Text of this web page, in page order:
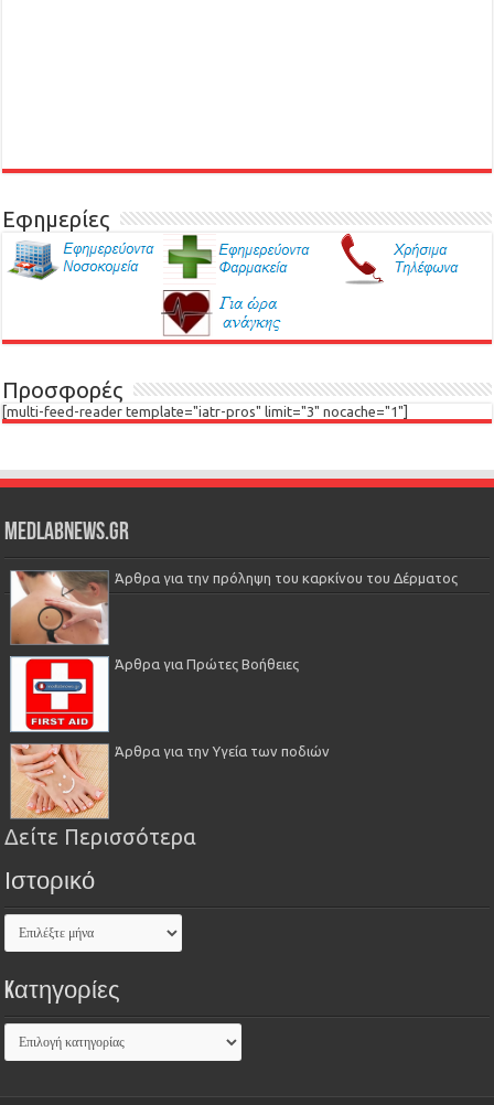
Εφημερίες
Προσφορές
[multi-feed-reader template="iatr-pros" limit="3" nocache="1"]
Medlabnews.gr
Άρθρα για την πρόληψη του καρκίνου του Δέρματος
Άρθρα για Πρώτες Βοήθειες
Άρθρα για την Υγεία των ποδιών
Δείτε Περισσότερα
Ιστορικό
Kατηγορίες